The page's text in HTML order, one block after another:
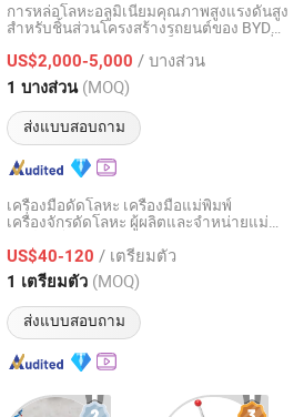
การหล่อโลหะอลูมิเนียมคุณภาพสูงแรงดันสูง
สำหรับชิ้นส่วนโครงสร้างรถยนต์ของ BYD
แข็งแรงเพื่อช่วยลดเวลา
US$2,000-5,000 / บางส่วน
1 บางส่วน (MOQ)
ส่งแบบสอบถาม
Manufacturing Co., Ltd.
อัตราจาก 2024
เครื่องมือดัดโลหะ เครื่องมือแม่พิมพ์
เครื่องจักรดัดโลหะ ผู้ผลิตและจำหน่ายแม่
US$40-120 / เตรียมตัว
1 เตรียมตัว (MOQ)
ส่งแบบสอบถาม
Manufacturing Co., Ltd
อัตราจาก 2025